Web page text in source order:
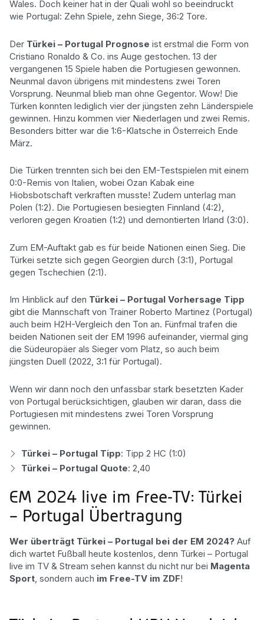
Wales. Doch keiner hat in der Quali wohl so beeindruckt
wie Portugal: Zehn Spiele, zehn Siege, 36:2 Tore.
Der Türkei – Portugal Prognose ist erstmal die Form von
Cristiano Ronaldo & Co. ins Auge gestochen. 13 der
vergangenen 15 Spiele haben die Portugiesen gewonnen.
Neunmal davon übrigens mit mindestens zwei Toren
Vorsprung. Neunmal blieb man ohne Gegentor. Wow! Die
Türken konnten lediglich vier der jüngsten zehn Länderspiele
gewinnen. Hinzu kommen vier Niederlagen und zwei Remis.
Besonders bitter war die 1:6-Klatsche in Österreich Ende
März.
Die Türken trennten sich bei den EM-Testspielen mit einem
0:0-Remis von Italien, wobei Ozan Kabak eine
Hiobsbotschaft verkraften musste! Zudem unterlag man
Polen (1:2). Die Portugiesen besiegten Finnland (4:2),
verloren gegen Kroatien (1:2) und demontierten Irland (3:0).
Zum EM-Auftakt gab es für beide Nationen einen Sieg. Die
Türkei setzte sich gegen Georgien durch (3:1), Portugal
gegen Tschechien (2:1).
Im Hinblick auf den Türkei – Portugal Vorhersage Tipp
gibt die Mannschaft von Trainer Roberto Martinez (Portugal)
auch beim H2H-Vergleich den Ton an. Fünfmal trafen die
beiden Nationen seit der EM 1996 aufeinander, viermal ging
die Südeuropäer als Sieger vom Platz, so auch beim
jüngsten Duell (2022, 3:1 für Portugal).
Wenn wir dann noch den unfassbar stark besetzten Kader
von Portugal berücksichtigen, glauben wir daran, dass die
Portugiesen mit mindestens zwei Toren Vorsprung
gewinnen.
Türkei – Portugal Tipp: Tipp 2 HC (1:0)
Türkei – Portugal Quote: 2,40
EM 2024 live im Free-TV: Türkei
– Portugal Übertragung
Wer überträgt Türkei – Portugal bei der EM 2024? Auf
dich wartet Fußball heute kostenlos, denn Türkei – Portugal
live im TV & Stream sehen kannst du nicht nur bei Magenta
Sport , sondern auch im Free-TV im ZDF!